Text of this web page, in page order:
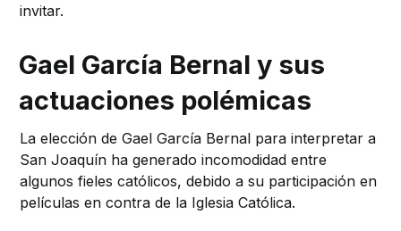
invitar.
Gael García Bernal y sus
actuaciones polémicas
La elección de Gael García Bernal para interpretar a
San Joaquín ha generado incomodidad entre
algunos fieles católicos, debido a su participación en
películas en contra de la Iglesia Católica.